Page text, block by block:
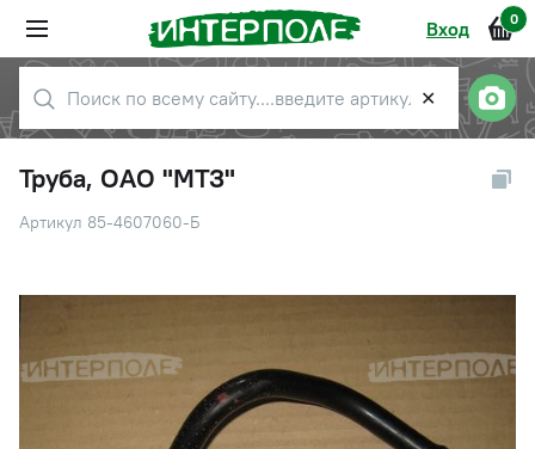
Вход 0
✕
Труба, ОАО "МТЗ"
Артикул 85-4607060-Б